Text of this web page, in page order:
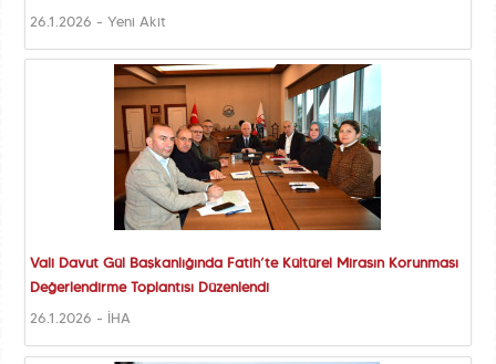
26.1.2026 - Yeni Akit
Vali Davut Gül Başkanlığında Fatih’te Kültürel Mirasın Korunması
Değerlendirme Toplantısı Düzenlendi
26.1.2026 - İHA